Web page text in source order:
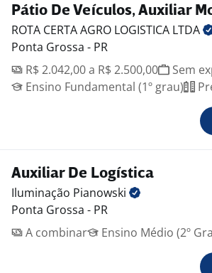
Pátio De Veículos, Auxiliar
ROTA CERTA AGRO LOGISTICA LTDA
Ponta Grossa - PR
R$ 2.042,00 a R$ 2.500,00
Sem
Ensino Fundamental (1º grau)
Auxiliar De Logística
Iluminação Pianowski
Ponta Grossa - PR
A combinar
Ensino Médio (2º